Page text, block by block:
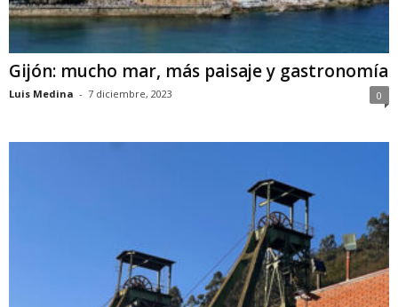
Gijón: mucho mar, más paisaje y gastronomía
Luis Medina - 7 diciembre, 2023 0